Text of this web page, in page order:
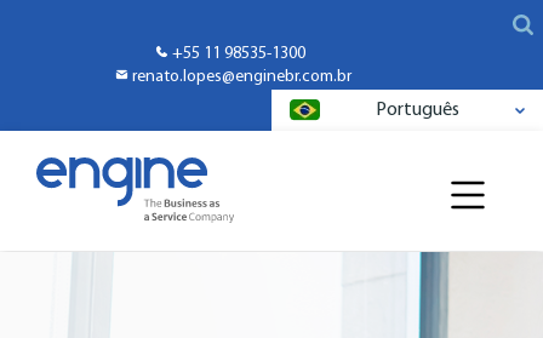
+55 11 98535-1300
renato.lopes@enginebr.com.br
Português